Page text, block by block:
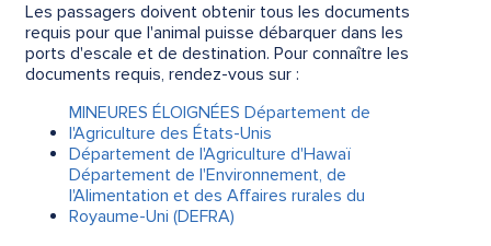
Les passagers doivent obtenir tous les documents
requis pour que l'animal puisse débarquer dans les
ports d'escale et de destination. Pour connaître les
documents requis, rendez-vous sur :
MINEURES ÉLOIGNÉES Département de
l'Agriculture des États-Unis
Département de l'Agriculture d'Hawaï
Département de l'Environnement, de
l'Alimentation et des Affaires rurales du
Royaume-Uni (DEFRA)